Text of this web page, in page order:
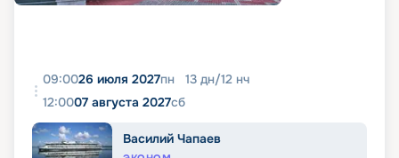
09:0026 июля 2027пн 13 дн/12 нч
12:0007 августа 2027сб
Василий Чапаев